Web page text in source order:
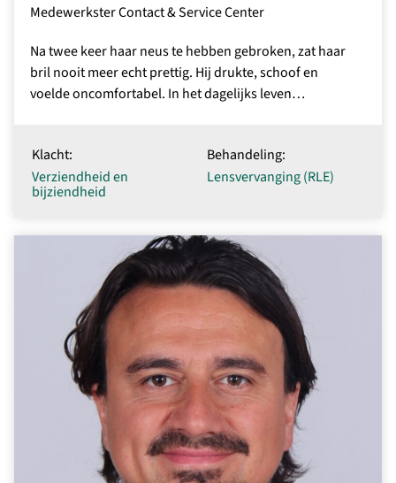
Medewerkster Contact & Service Center
Na twee keer haar neus te hebben gebroken, zat haar
bril nooit meer echt prettig. Hij drukte, schoof en
voelde oncomfortabel. In het dagelijks leven…
Klacht:
Verziendheid en
bijziendheid
Behandeling:
Lensvervanging (RLE)